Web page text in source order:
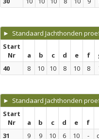
► Standaard Jachthonden
Start
Nr
a b c d e f
40
8 10 10 8 10 8
► Standaard Jachthonden
Start
Nr
a b c d e f
31
9 9 10 6 10 -